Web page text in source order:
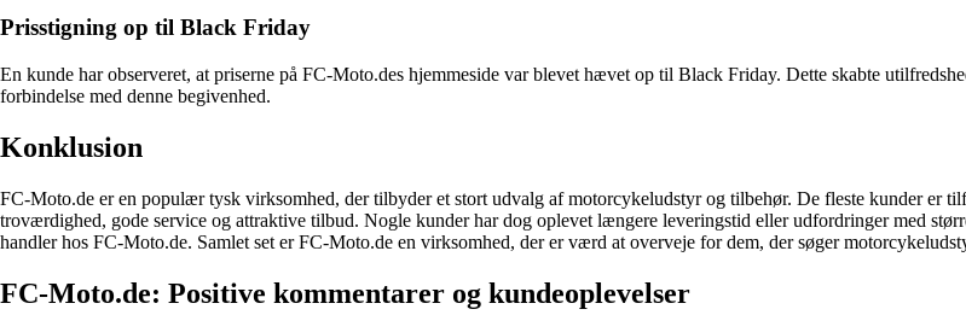
Prisstigning op til Black Friday
En kunde har observeret, at priserne på FC-Moto.des hjemmeside var blevet hævet op til Black Friday. Dette skabte
forbindelse med denne begivenhed.
Konklusion
FC-Moto.de er en populær tysk virksomhed, der tilbyder et stort udvalg af motorcykeludstyr og tilbehør. De fleste kunder er
troværdighed, gode service og attraktive tilbud. Nogle kunder har dog oplevet længere leveringstid eller udfordringer med
handler hos FC-Moto.de. Samlet set er FC-Moto.de en virksomhed, der er værd at overveje for dem, der søger
FC-Moto.de: Positive kommentarer og kundeoplevelser